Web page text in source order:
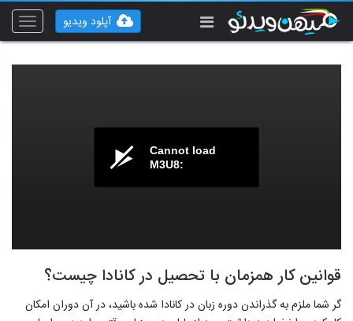
Toggle
آپلود ویدیو
Cannot load
M3U8:
قوانین کار همزمان با تحصیل در کانادا چیست؟
گر شما ملزم به گذراندن دوره زبان در کانادا شده باشید، در آن دوران امکان